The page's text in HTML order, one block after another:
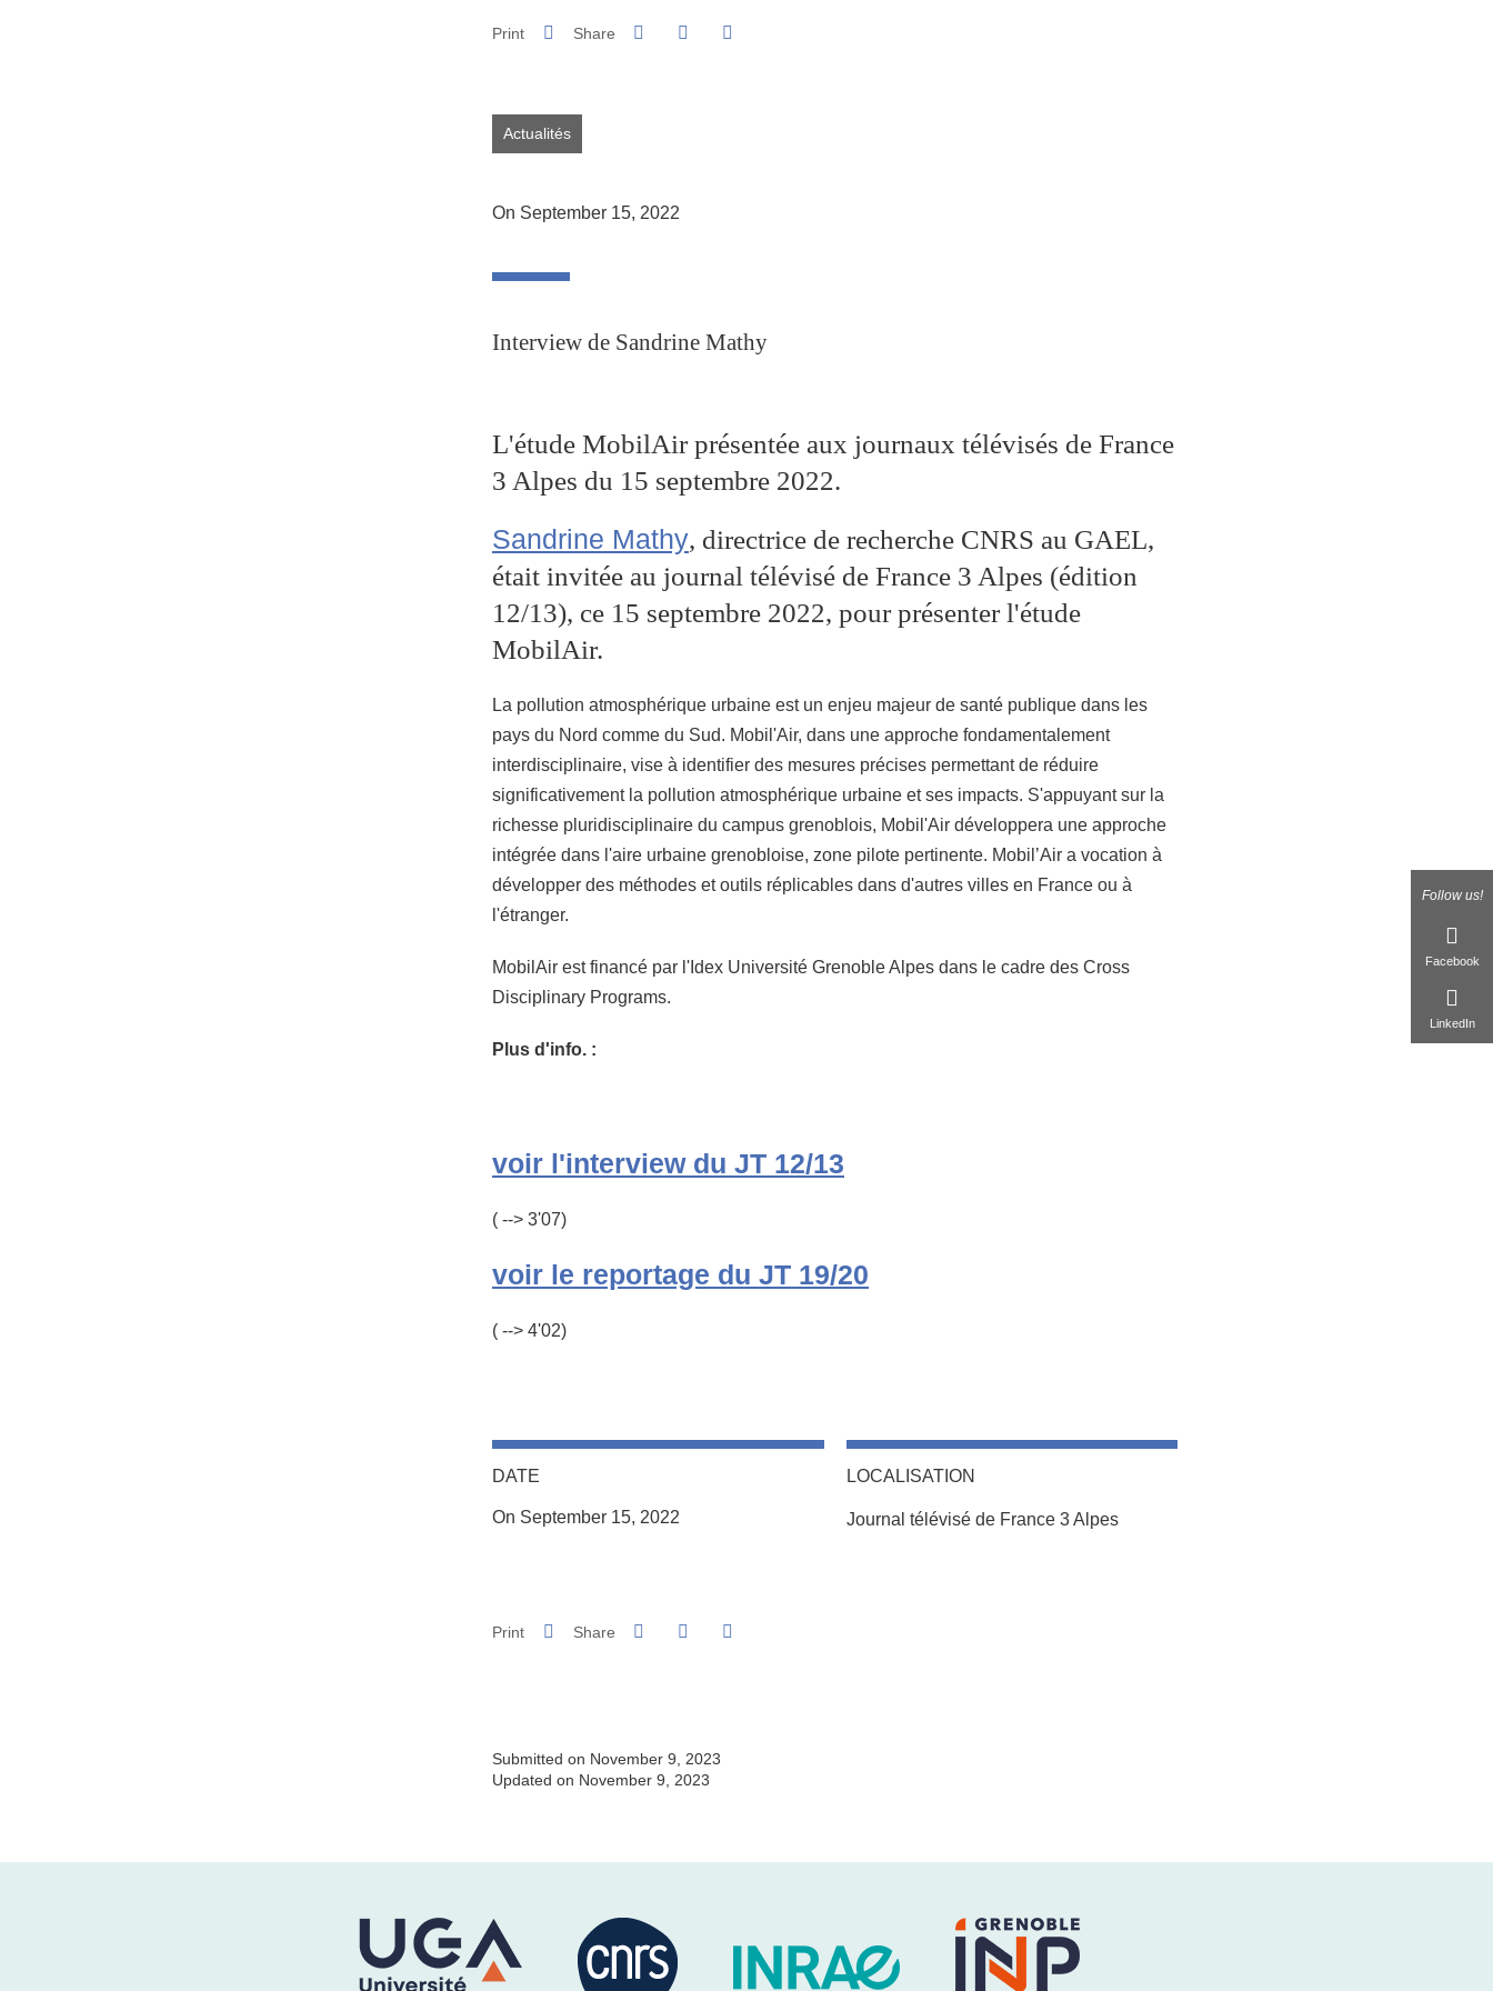
Follow us!
Facebook
LinkedIn
Print Share Share on Facebook
Share on LinkedIn
Actualités
On September 15, 2022
Interview de Sandrine Mathy
L'étude MobilAir présentée aux journaux télévisés de France
3 Alpes du 15 septembre 2022.
Sandrine Mathy, directrice de recherche CNRS au GAEL,
était invitée au journal télévisé de France 3 Alpes (édition
12/13), ce 15 septembre 2022, pour présenter l'étude
MobilAir.
La pollution atmosphérique urbaine est un enjeu majeur de santé publique dans les
pays du Nord comme du Sud. Mobil'Air, dans une approche fondamentalement
interdisciplinaire, vise à identifier des mesures précises permettant de réduire
significativement la pollution atmosphérique urbaine et ses impacts. S'appuyant sur la
richesse pluridisciplinaire du campus grenoblois, Mobil'Air développera une approche
intégrée dans l'aire urbaine grenobloise, zone pilote pertinente. Mobil’Air a vocation à
développer des méthodes et outils réplicables dans d'autres villes en France ou à
l'étranger.
MobilAir est financé par l'Idex Université Grenoble Alpes dans le cadre des Cross
Disciplinary Programs.
Plus d'info. :
voir l'interview du JT 12/13
( --> 3'07)
voir le reportage du JT 19/20
( --> 4'02)
DATE
On September 15, 2022
LOCALISATION
Complément lieu
Journal télévisé de France 3 Alpes
Print Share Share on Facebook
Share on LinkedIn
Submitted on November 9, 2023
Updated on November 9, 2023